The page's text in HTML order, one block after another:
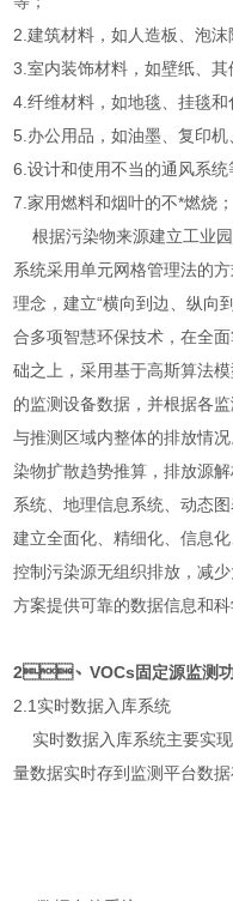
2.建筑材料，如人造板、泡沫
3.室内装饰材料，如壁纸、
4.纤维材料，如地毯、挂毯和
5.办公用品，如油墨、复印机
6.设计和使用不当的通风系统等
7.家用燃料和烟叶的不*燃烧；
根据污染物来源建立工业园区
系统采用单元网格管理法的方式
理念，建立“横向到边、
合多项智慧环保技术，在全面
础之上，采用基于高斯算法模
的监测设备数据，并根据各
与推测区域内整体的排放情况
染物扩散趋势推算，排放源解
系统、地理信息系统、动态图
建立全面化、精细化、信息
控制污染源无组织排放，减
方案提供可靠的数据信息和科学
2、VOCs固定源监测
2.1实时数据入库系统
实时数据入库系统主要实
量数据实时存到监测平台数据存